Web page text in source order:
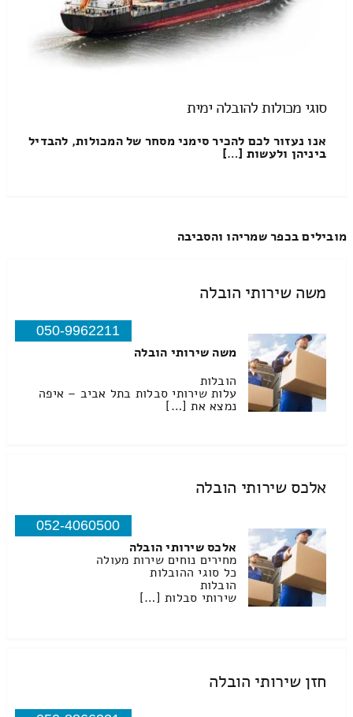
סוגי מכולות להובלה ימית
אנו נעזור לכם להכיר סימני מסחר של המכולות, להבדיל
ביניהן ולעשות […]
מובילים בכפר שמריהו והסביבה
משה שירותי הובלה
050-9962211
משה שירותי הובלה
הובלות
עלות שירותי סבלות בתל אביב – איפה
נמצא את […]
אלכס שירותי הובלה
052-4060500
אלכס שירותי הובלה
מחירים נוחים שירות מעולה
כל סוגי ההובלות
הובלות
שירותי סבלות […]
חזן שירותי הובלה